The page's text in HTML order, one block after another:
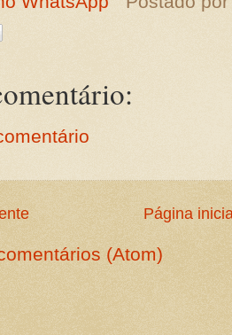
Página
(Atom)